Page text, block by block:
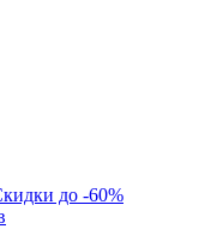
до -60%